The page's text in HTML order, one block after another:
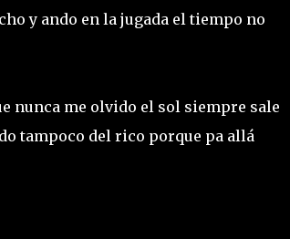
y ando en la jugada el tiempo no
nunca me olvido el sol siempre sale
tampoco del rico porque pa allá